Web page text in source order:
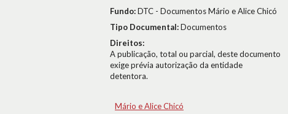
Fundo:DTC - Documentos Mário e Alice Chicó
Tipo Documental:Documentos
Direitos:
A publicação, total ou parcial, deste documento
exige prévia autorização da entidade
detentora.
Mário e Alice Chicó